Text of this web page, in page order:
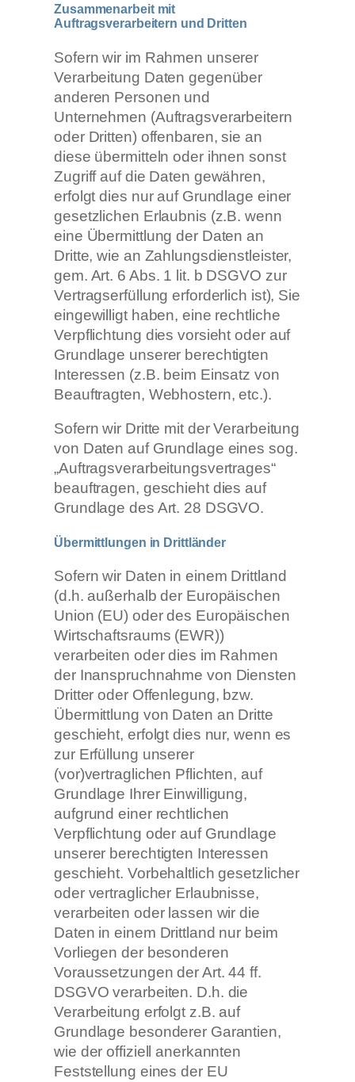
Zusammenarbeit mit
Auftragsverarbeitern und Dritten
Sofern wir im Rahmen unserer
Verarbeitung Daten gegenüber
anderen Personen und
Unternehmen (Auftragsverarbeitern
oder Dritten) offenbaren, sie an
diese übermitteln oder ihnen sonst
Zugriff auf die Daten gewähren,
erfolgt dies nur auf Grundlage einer
gesetzlichen Erlaubnis (z.B. wenn
eine Übermittlung der Daten an
Dritte, wie an Zahlungsdienstleister,
gem. Art. 6 Abs. 1 lit. b DSGVO zur
Vertragserfüllung erforderlich ist), Sie
eingewilligt haben, eine rechtliche
Verpflichtung dies vorsieht oder auf
Grundlage unserer berechtigten
Interessen (z.B. beim Einsatz von
Beauftragten, Webhostern, etc.).
Sofern wir Dritte mit der Verarbeitung
von Daten auf Grundlage eines sog.
„Auftragsverarbeitungsvertrages“
beauftragen, geschieht dies auf
Grundlage des Art. 28 DSGVO.
Übermittlungen in Drittländer
Sofern wir Daten in einem Drittland
(d.h. außerhalb der Europäischen
Union (EU) oder des Europäischen
Wirtschaftsraums (EWR))
verarbeiten oder dies im Rahmen
der Inanspruchnahme von Diensten
Dritter oder Offenlegung, bzw.
Übermittlung von Daten an Dritte
geschieht, erfolgt dies nur, wenn es
zur Erfüllung unserer
(vor)vertraglichen Pflichten, auf
Grundlage Ihrer Einwilligung,
aufgrund einer rechtlichen
Verpflichtung oder auf Grundlage
unserer berechtigten Interessen
geschieht. Vorbehaltlich gesetzlicher
oder vertraglicher Erlaubnisse,
verarbeiten oder lassen wir die
Daten in einem Drittland nur beim
Vorliegen der besonderen
Voraussetzungen der Art. 44 ff.
DSGVO verarbeiten. D.h. die
Verarbeitung erfolgt z.B. auf
Grundlage besonderer Garantien,
wie der offiziell anerkannten
Feststellung eines der EU